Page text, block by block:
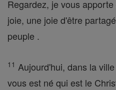
Regardez, je vous
joie, une joie d'être
peuple .
11 Aujourd'hui, dans la
vous est né qui est le